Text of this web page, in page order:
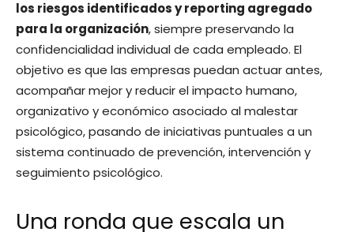
los riesgos identificados y reporting agregado
para la organización, siempre preservando la
confidencialidad individual de cada empleado. El
objetivo es que las empresas puedan actuar antes,
acompañar mejor y reducir el impacto humano,
organizativo y económico asociado al malestar
psicológico, pasando de iniciativas puntuales a un
sistema continuado de prevención, intervención y
seguimiento psicológico.
Una ronda que escala un